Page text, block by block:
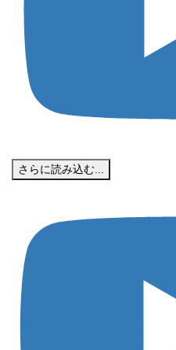
さらに読み込む...